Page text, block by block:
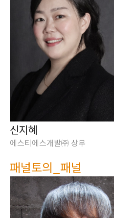
신지혜
에스티에스개발㈜ 상무
패널토의_패널